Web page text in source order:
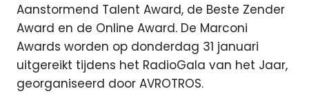
Aanstormend Talent Award, de Beste Zender
Award en de Online Award. De Marconi
Awards worden op donderdag 31 januari
uitgereikt tijdens het RadioGala van het Jaar,
georganiseerd door AVROTROS.